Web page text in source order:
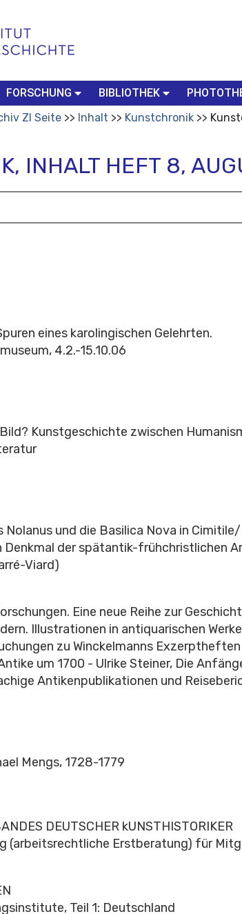
FORSCHUNG BIBLIOTHEK
ZI Seite Inhalt Kunstchronik
INHALT HEFT 8,
eines karolingischen Gelehrten.
4.2.-15.10.06
Kunstgeschichte zwischen
Nolanus und die Basilica Nova in
Denkmal der spätantik-frühchristlichen
Viard)
Eine neue Reihe zur
Illustrationen in antiquarischen
zu Winckelmanns Exzerptheften
um 1700 - Ulrike Steiner, Die
Antikenpublikationen und
Mengs, 1728-1779
DEUTSCHER kUNSTHISTORIKER
(arbeitsrechtliche Erstberatung) für
Teil 1: Deutschland